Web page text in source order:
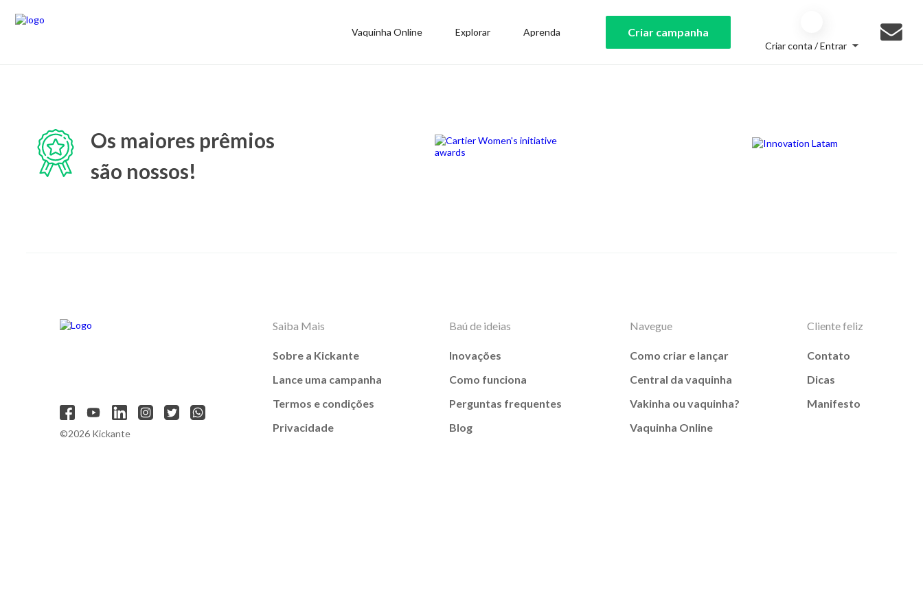
Vaquinha Online Explorar Aprenda Criar campanha
Criar conta / Entrar
Os maiores prêmios
são nossos!
©2026 Kickante
Saiba Mais
Sobre a Kickante
Lance uma campanha
Termos e condições
Privacidade
Baú de ideias
Inovações
Como funciona
Perguntas frequentes
Blog
Navegue
Como criar e lançar
Central da vaquinha
Vakinha ou vaquinha?
Vaquinha Online
Cliente feliz
Contato
Dicas
Manifesto